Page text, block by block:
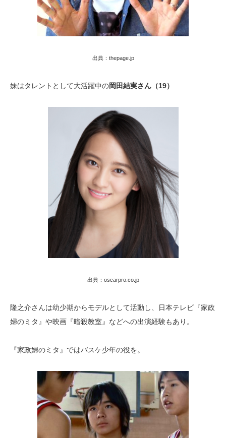
出典：thepage.jp
妹はタレントとして大活躍中の岡田結実さん（19）
出典：oscarpro.co.jp
隆之介さんは幼少期からモデルとして活動し、日本テレビ『家政
婦のミタ』や映画『暗殺教室』などへの出演経験もあり。
『家政婦のミタ』ではバスケ少年の役を。